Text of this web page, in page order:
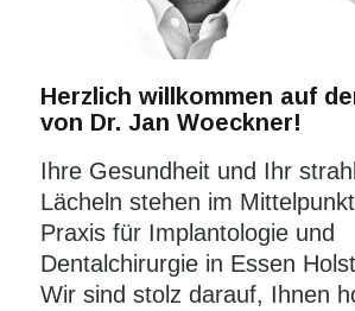
Herzlich willkommen auf
von Dr. Jan Woeckner!
Ihre Gesundheit und Ihr
Lächeln stehen im
Praxis für Implantologie und
Dentalchirurgie in Essen
Wir sind stolz darauf, Ihnen